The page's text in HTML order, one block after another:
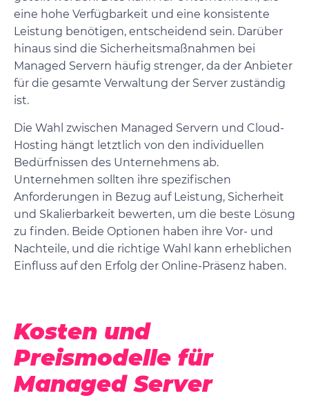
eine hohe Verfügbarkeit und eine konsistente
Leistung benötigen, entscheidend sein. Darüber
hinaus sind die Sicherheitsmaßnahmen bei
Managed Servern häufig strenger, da der Anbieter
für die gesamte Verwaltung der Server zuständig
ist.
Die Wahl zwischen Managed Servern und Cloud-
Hosting hängt letztlich von den individuellen
Bedürfnissen des Unternehmens ab.
Unternehmen sollten ihre spezifischen
Anforderungen in Bezug auf Leistung, Sicherheit
und Skalierbarkeit bewerten, um die beste Lösung
zu finden. Beide Optionen haben ihre Vor- und
Nachteile, und die richtige Wahl kann erheblichen
Einfluss auf den Erfolg der Online-Präsenz haben.
Kosten und
Preismodelle für
Managed Server